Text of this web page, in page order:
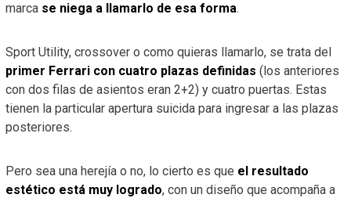
marca se niega a llamarlo de esa forma.
Sport Utility, crossover o como quieras llamarlo, se trata del
primer Ferrari con cuatro plazas definidas (los anteriores
con dos filas de asientos eran 2+2) y cuatro puertas. Estas
tienen la particular apertura suicida para ingresar a las plazas
posteriores.
Pero sea una herejía o no, lo cierto es que el resultado
estético está muy logrado, con un diseño que acompaña a